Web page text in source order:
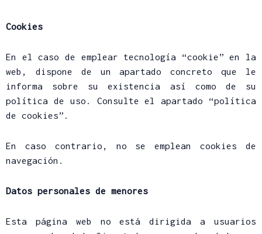
Cookies
En el caso de emplear tecnología “cookie” en la
web, dispone de un apartado concreto que le
informa sobre su existencia así como de su
política de uso. Consulte el apartado “política
de cookies”.
En caso contrario, no se emplean cookies de
navegación.
Datos personales de menores
Esta página web no está dirigida a usuarios